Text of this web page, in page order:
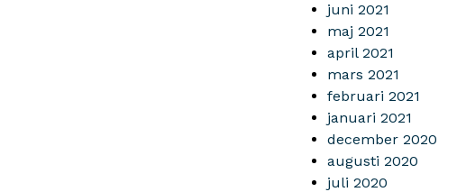
juni 2021
maj 2021
april 2021
mars 2021
februari 2021
januari 2021
december 2020
augusti 2020
juli 2020